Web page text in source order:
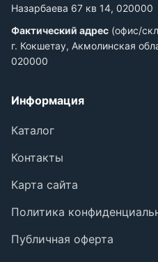
Назарбаева 67 кв 14, 020000
Фактический адрес (офис/
г. Кокшетау, Акмолинская
020000
Информация
Каталог
Контакты
Карта сайта
Политика
Публичная оферта